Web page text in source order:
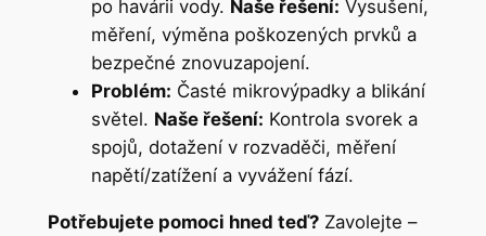
po havárii vody. Naše řešení: Vysušení,
měření, výměna poškozených prvků a
bezpečné znovuzapojení.
Problém: Časté mikrovýpadky a blikání
světel. Naše řešení: Kontrola svorek a
spojů, dotažení v rozvaděči, měření
napětí/zatížení a vyvážení fází.
Potřebujete pomoci hned teď?Zavolejte –